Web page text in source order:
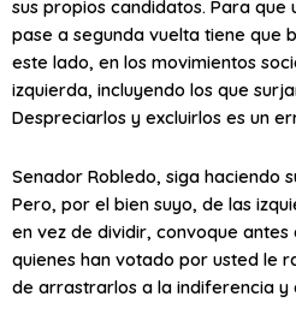
sus propios candidatos. Para
pase a segunda vuelta tiene que
este lado, en los movimientos
izquierda, incluyendo los que
Despreciarlos y excluirlos es un
Senador Robledo, siga haciendo
Pero, por el bien suyo, de las
en vez de dividir, convoque antes
quienes han votado por usted le
de arrastrarlos a la indiferencia y